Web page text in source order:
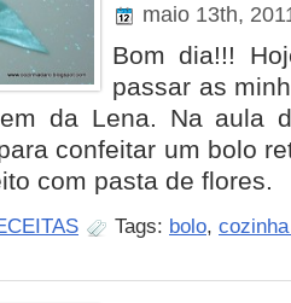
maio 13th,
Bom dia!!!
passar as
da Lena. Na aula
confeitar um bolo
com pasta de flores.
Tags: bolo,